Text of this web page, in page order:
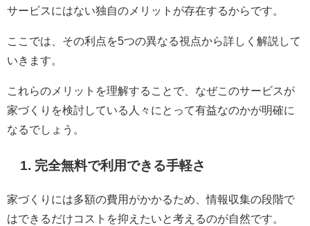
サービスにはない独自のメリットが存在するからです。
ここでは、その利点を5つの異なる視点から詳しく解説して
いきます。
これらのメリットを理解することで、なぜこのサービスが
家づくりを検討している人々にとって有益なのかが明確に
なるでしょう。
1. 完全無料で利用できる手軽さ
家づくりには多額の費用がかかるため、情報収集の段階で
はできるだけコストを抑えたいと考えるのが自然です。